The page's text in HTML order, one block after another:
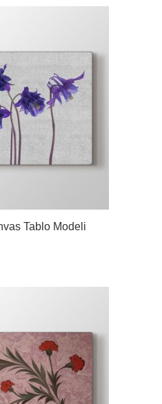
Tablo Modeli